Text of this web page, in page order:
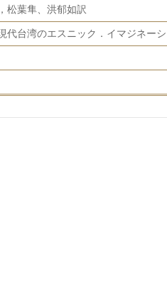
松葉隼、洪郁如訳
代台湾のエスニック．イマジネー